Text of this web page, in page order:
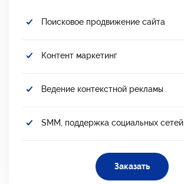
Поисковое продвижение сайта
Контент маркетинг
Ведение контекстной рекламы
SMM, поддержка социальных сетей
Заказать